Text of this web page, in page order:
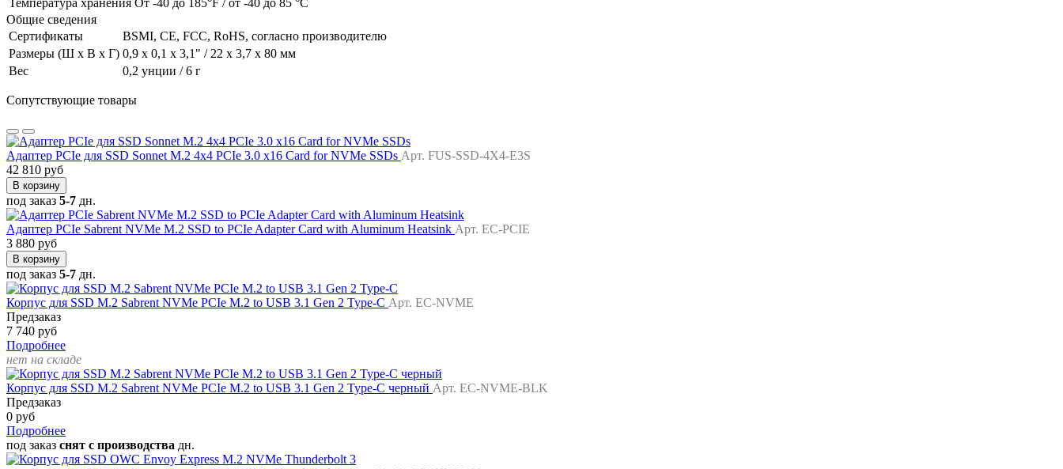
Температура хранения От -40 до 185°F / от -40 до 85 °C
Общие сведения
Сертификаты
BSMI, CE, FCC, RoHS, согласно производителю
Размеры (Ш x В x Г) 0,9 x 0,1 x 3,1" / 22 x 3,7 x 80 мм
Вес
0,2 унции / 6 г
Сопутствующие товары
Адаптер PCIe для SSD Sonnet M.2 4x4 PCIe 3.0 x16 Card for NVMe SSDs Арт. FUS-SSD-4X4-E3S
42 810 руб
В корзину
под заказ 5-7 дн.
Адаптер PCIe Sabrent NVMe M.2 SSD to PCIe Adapter Card with Aluminum Heatsink Арт. EC-PCIE
3 880 руб
В корзину
под заказ 5-7 дн.
Корпус для SSD M.2 Sabrent NVMe PCIe M.2 to USB 3.1 Gen 2 Type-C Арт. EC-NVME
Предзаказ
7 740 руб
Подробнее
нет на складе
Корпус для SSD M.2 Sabrent NVMe PCIe M.2 to USB 3.1 Gen 2 Type-C черный Арт. EC-NVME-BLK
Предзаказ
0 руб
Подробнее
под заказ снят с производства дн.